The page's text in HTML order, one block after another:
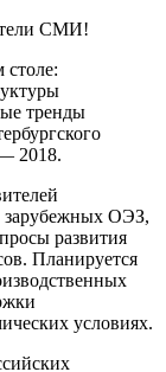
СМИ!
столе:
тренды
2018.
зарубежных ОЭЗ,
развития
Планируется
условиях.